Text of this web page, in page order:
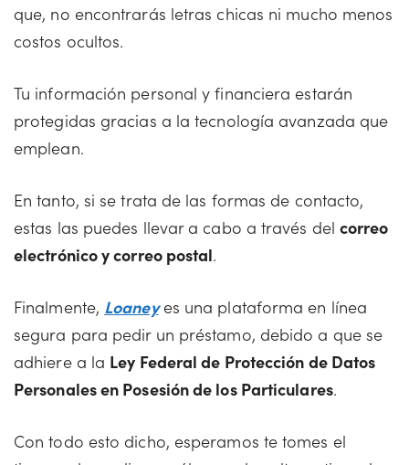
que, no encontrarás letras chicas ni mucho menos
costos ocultos.
Tu información personal y financiera estarán
protegidas gracias a la tecnología avanzada que
emplean.
En tanto, si se trata de las formas de contacto,
estas las puedes llevar a cabo a través del correo
electrónico y correo postal.
Finalmente, Loaneyes una plataforma en línea
segura para pedir un préstamo, debido a que se
adhiere a la Ley Federal de Protección de Datos
Personales en Posesión de los Particulares.
Con todo esto dicho, esperamos te tomes el